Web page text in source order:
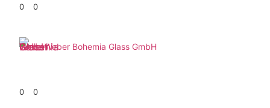
0 0
Weber Bohemia Glass GmbH
0 0